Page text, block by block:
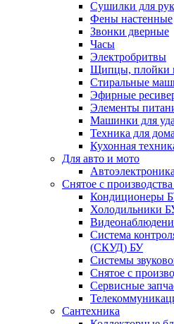
Сушилки для рук
Фены настенные
Звонки дверные
Часы
Электробритвы
Щипцы, плойки
Стиральные
Эфирные
Элементы
Машинки для
Техника для
Кухонная
Для авто и мото
Автоэлектроника
Снятое с
Кондиционеры
Холодильники
Система
(СКУД) БУ
Системы
Снятое с
Сервисные
Сантехника